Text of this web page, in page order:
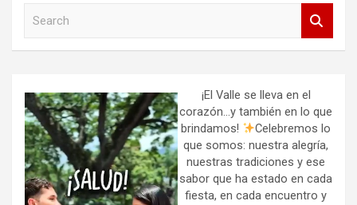
h
¡El Valle se lleva en el
corazón…y también en lo que
brindamos!
Celebremos lo
que somos: nuestra alegría,
nuestras tradiciones y ese
sabor que ha estado en cada
fiesta, en cada encuentro y